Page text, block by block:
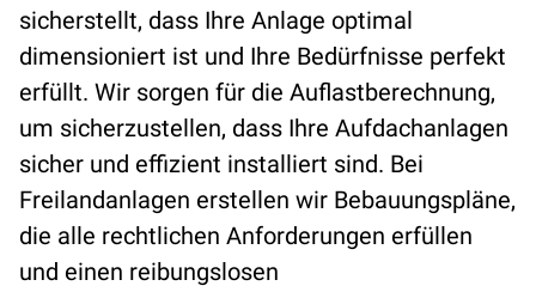
sicherstellt, dass Ihre Anlage optimal
dimensioniert ist und Ihre Bedürfnisse perfekt
erfüllt. Wir sorgen für die Auflastberechnung,
um sicherzustellen, dass Ihre Aufdachanlagen
sicher und effizient installiert sind. Bei
Freilandanlagen erstellen wir Bebauungspläne,
die alle rechtlichen Anforderungen erfüllen
und einen reibungslosen